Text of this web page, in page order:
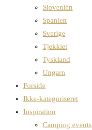
Slovenien
Spanien
Sverige
Tjekkiet
Tyskland
Ungarn
Forside
Ikke-kategoriseret
Inspiration
Camping events